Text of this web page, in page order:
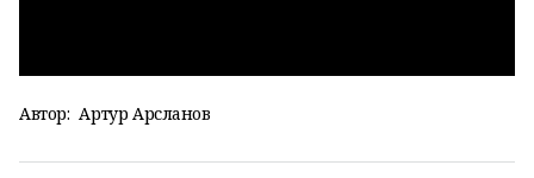
Автор: Артур Арсланов